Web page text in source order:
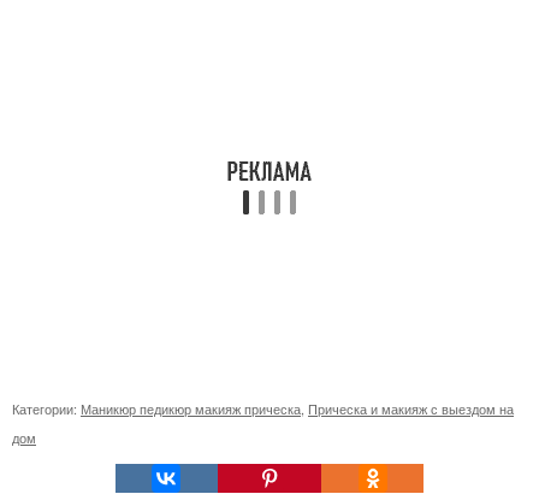
Категории: Маникюр педикюр макияж прическа Прическа и макияж с выездом на
дом